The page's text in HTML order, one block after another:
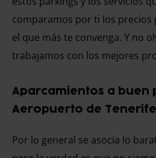
comparamos por ti los precios
el que más te convenga. Y no
trabajamos con los mejores
Aparcamientos a buen
Aeropuerto de
Por lo general se asocia lo